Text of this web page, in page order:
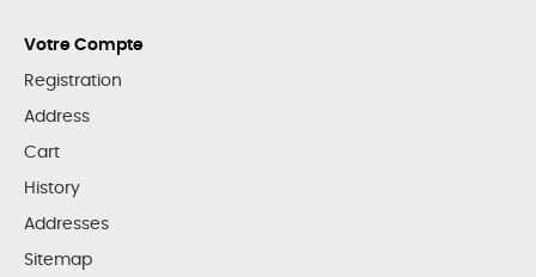
Votre Compte
Registration
Address
Cart
History
Addresses
Sitemap